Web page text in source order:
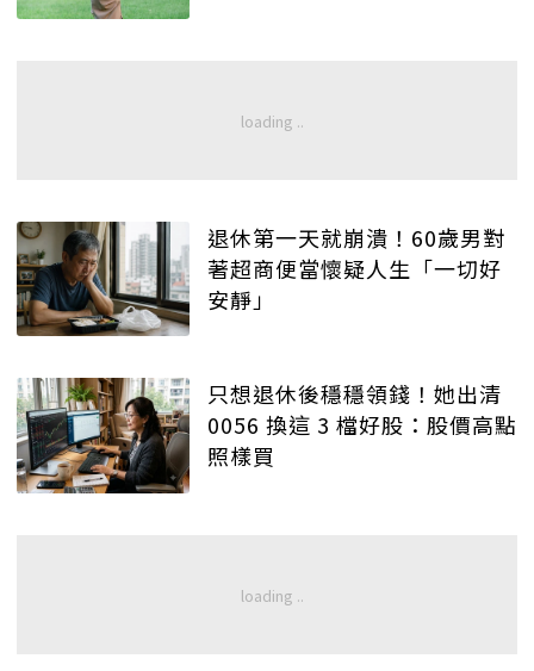
退休第一天就崩潰！60歲男對
著超商便當懷疑人生「一切好
安靜」
只想退休後穩穩領錢！她出清
0056 換這 3 檔好股：股價高點
照樣買